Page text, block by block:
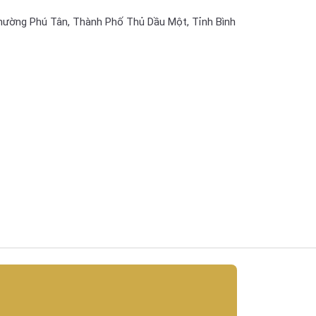
Phú Tân, Thành Phố Thủ Dầu Một, Tỉnh Bình